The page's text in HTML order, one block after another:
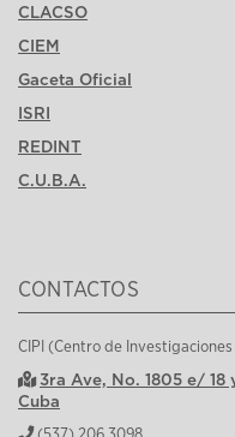
CLACSO
CIEM
Gaceta Oficial
ISRI
REDINT
C.U.B.A.
CONTACTOS
CIPI (Centro de
3ra Ave, No. 1805 e/ 18
Cuba